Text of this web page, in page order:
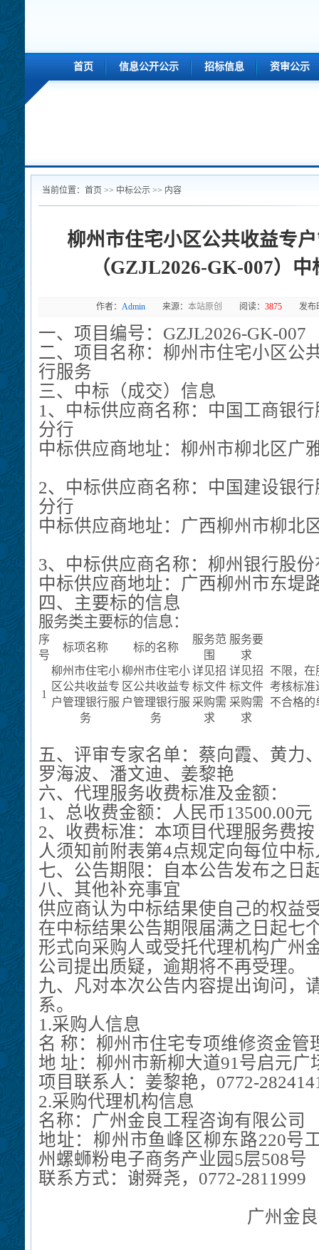
首页 信息公开公示 招标信息 资审公示
当前位置： 首页 >> 中标公示 >> 内容
柳州市住宅小区公共收益专
（GZJL2026-GK-007）
作者： Admin来源： 本站原创 阅读： 3875发布
一、 项目编号： GZJL2026-GK-007
二、 项目名称：柳州市住宅小区公
行服务
三、中标（成交）信息
1 、中标供应商名称： 中国工商银
分行
中标供应商地址： 柳州市柳北区广
2、中标供应商名称： 中国建设银
分行
中标供应商地址：广西柳州市柳北
3、中标供应商名称： 柳州银行股
中标供应商地址： 广西柳州市东堤
四、 主要标的信息
服务类主要标的信息：
序
号
标项名称 标的名称
服务范
围
服务要
求
1
柳州市住宅小
区公共收益专
户管理银行服
务
柳州市住宅小
区公共收益专
户管理银行服
务
详见招
标文件
采购需
求
详见招
标文件
采购需
求
不限，在
考核标准
不合格的
五、评审专家名单： 蔡向霞、黄力
罗海波、潘文迪、姜黎艳
六、代理服务收费标准及金额：
1 、总收费金额：人民币 13500.00元
2、收费标准：本项目代理服务费按
人须知前附表第4点规定向每位中标
七、公告期限：自本公告发布之日
八、其他补充事宜
供应商认为中标结果使自己的权益
在中标结果公告期限届满之日起七
形式向采购人或受托代理机构广州
公司 提出质疑，逾期将不再受理。
九、
凡对本次公告内容提出询问，
系。
1.采购人信息
名 称：柳州市住宅专项维修资金管
地 址：柳州市新柳大道91 号启元广
项目联系人： 姜黎艳， 0772-
2.采购代理机构信息
名称：广州金良工程咨询有限公司
地址： 柳州市鱼峰区柳东路220号
州螺蛳粉电子商务产业园5层508号
联系方式： 谢舜尧， 0772-2811999
广州金